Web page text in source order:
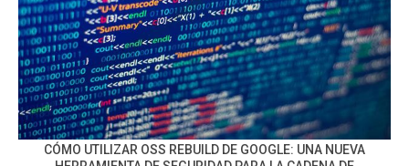
CÓMO UTILIZAR OSS REBUILD DE GOOGLE: UNA NUEVA